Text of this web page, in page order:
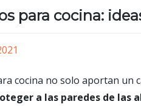
para cocina:
cocina no solo aportan un
a las paredes de las